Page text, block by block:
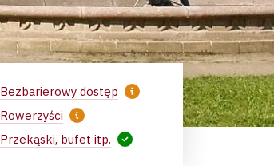
Bezbarierowy dostęp
Rowerzyści
Przekąski, bufet itp.